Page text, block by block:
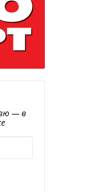
— в